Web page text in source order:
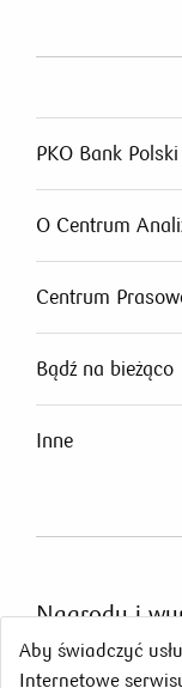
Aby świadczyć
Internetowe
PKO Bank Polski
O Centrum
Centrum
Bądź na bieżąco
Inne
Nagrodyi